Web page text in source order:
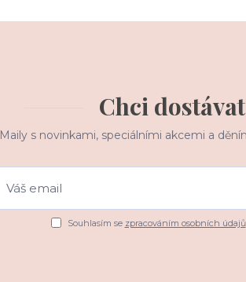
Chci
Maily s novinkami, speciálními akcemi a
Souhlasím se zpracováním osobních údajů